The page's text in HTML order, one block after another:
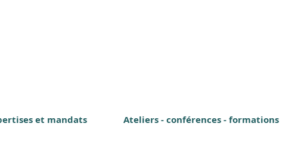
et mandats Ateliers - conférences - formations